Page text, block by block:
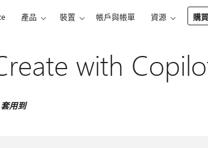
產品 裝置 帳戶與帳單 資源 購
with
套用到